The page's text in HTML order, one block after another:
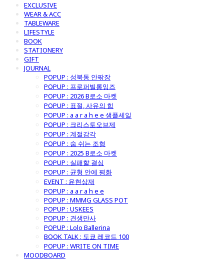
EXCLUSIVE
WEAR & ACC
TABLEWARE
LIFESTYLE
BOOK
STATIONERY
GIFT
JOURNAL
POPUP : 성북동 안팎장
POPUP : 프로퍼빌롱잉즈
POPUP : 2026 B로소 마켓
POPUP : 표절, 사유의 힘
POPUP : a a r a h e e 샘플세일
POPUP : 크리스토오브제
POPUP : 계절감각
POPUP : 숨 쉬는 조형
POPUP : 2025 B로소 마켓
POPUP : 실패할 결심
POPUP : 균형 안에 평화
EVENT : 윤현상재
POPUP : a a r a h e e
POPUP : MMMG GLASS POT
POPUP : USKEES
POPUP : 견생만사
POPUP : Lolo Ballerina
BOOK TALK : 도쿄 레코드 100
POPUP : WRITE ON TIME
MOODBOARD